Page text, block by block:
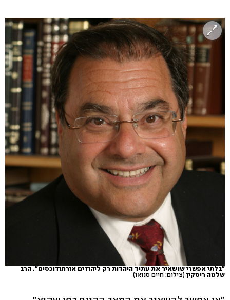
"בלתי אפשרי שנשאיר את עתיד היהדות רק ליהודים אורתודוכסים". הרב
שלמה ריסקין (צילום: חיים סנואו)